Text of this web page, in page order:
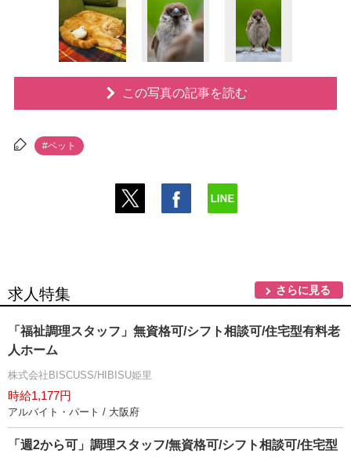
この写真の記事を読む
#ペット
求人特集 さらに見る
「福祉調理スタッフ」無資格可/シフト相談可/住宅型有料老
人ホーム
株式会社BISCUSS/HIBISU姫里
時給1,177円
アルバイト・パート / 大阪府
「週2から可」調理スタッフ/無資格可/シフト相談可/住宅型